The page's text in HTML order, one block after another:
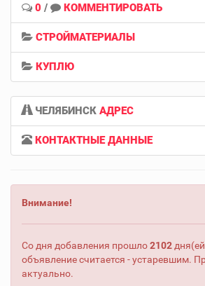
0 / КОММЕНТИРОВАТЬ
СТРОЙМАТЕРИАЛЫ
КУПЛЮ
ЧЕЛЯБИНСК АДРЕС
КОНТАКТНЫЕ ДАННЫЕ
Внимание!
Со дня добавления прошло2102
объявление считается - устаревшим.
актуально.